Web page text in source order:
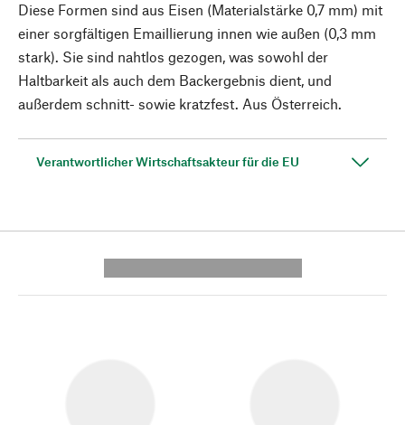
Diese Formen sind aus Eisen (Materialstärke 0,7 mm) mit
einer sorgfältigen Emaillierung innen wie außen (0,3 mm
stark). Sie sind nahtlos gezogen, was sowohl der
Haltbarkeit als auch dem Backergebnis dient, und
außerdem schnitt- sowie kratzfest. Aus Österreich.
Verantwortlicher Wirtschaftsakteur für die EU